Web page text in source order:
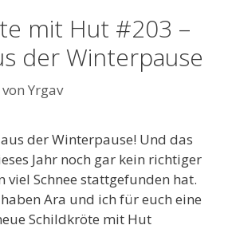
mit Hut #203 –
der Winterpause
von Yrgav
der Winterpause! Und das
Jahr noch gar kein richtiger
viel Schnee stattgefunden hat.
Ara und ich für euch eine
Schildkröte mit Hut